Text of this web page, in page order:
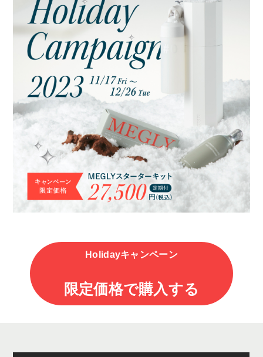
Holidayキャンペーン
限定価格で購入する